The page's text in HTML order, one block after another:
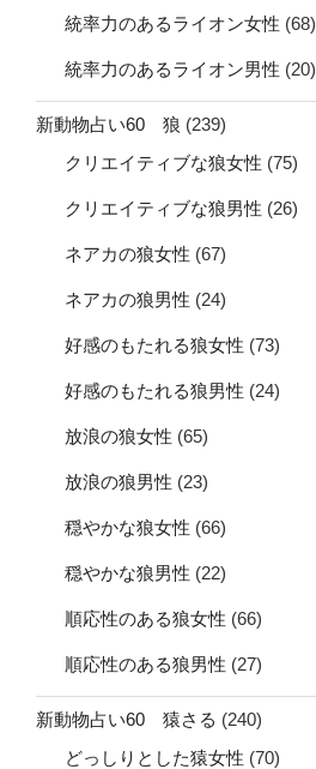
統率力のあるライオン女性 (68)
統率力のあるライオン男性 (20)
新動物占い60 狼 (239)
クリエイティブな狼女性 (75)
クリエイティブな狼男性 (26)
ネアカの狼女性 (67)
ネアカの狼男性 (24)
好感のもたれる狼女性 (73)
好感のもたれる狼男性 (24)
放浪の狼女性 (65)
放浪の狼男性 (23)
穏やかな狼女性 (66)
穏やかな狼男性 (22)
順応性のある狼女性 (66)
順応性のある狼男性 (27)
新動物占い60 猿さる (240)
どっしりとした猿女性 (70)